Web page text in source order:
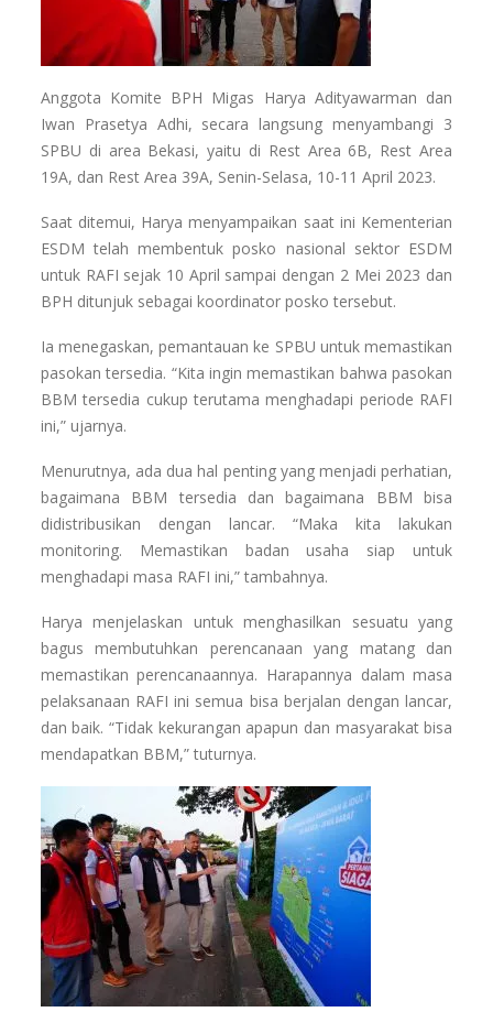
Anggota Komite BPH Migas Harya Adityawarman dan
Iwan Prasetya Adhi, secara langsung menyambangi 3
SPBU di area Bekasi, yaitu di Rest Area 6B, Rest Area
19A, dan Rest Area 39A, Senin-Selasa, 10-11 April 2023.
Saat ditemui, Harya menyampaikan saat ini Kementerian
ESDM telah membentuk posko nasional sektor ESDM
untuk RAFI sejak 10 April sampai dengan 2 Mei 2023 dan
BPH ditunjuk sebagai koordinator posko tersebut.
Ia menegaskan, pemantauan ke SPBU untuk memastikan
pasokan tersedia. “Kita ingin memastikan bahwa pasokan
BBM tersedia cukup terutama menghadapi periode RAFI
ini,” ujarnya.
Menurutnya, ada dua hal penting yang menjadi perhatian,
bagaimana BBM tersedia dan bagaimana BBM bisa
didistribusikan dengan lancar. “Maka kita lakukan
monitoring. Memastikan badan usaha siap untuk
menghadapi masa RAFI ini,” tambahnya.
Harya menjelaskan untuk menghasilkan sesuatu yang
bagus membutuhkan perencanaan yang matang dan
memastikan perencanaannya. Harapannya dalam masa
pelaksanaan RAFI ini semua bisa berjalan dengan lancar,
dan baik. “Tidak kekurangan apapun dan masyarakat bisa
mendapatkan BBM,” tuturnya.